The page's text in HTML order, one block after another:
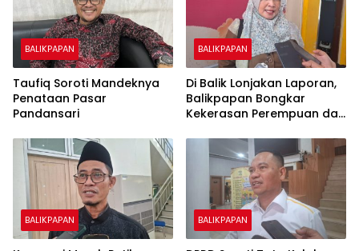
BALIKPAPAN
Taufiq Soroti Mandeknya
Penataan Pasar
Pandansari
BALIKPAPAN
Di Balik Lonjakan Laporan,
Balikpapan Bongkar
Kekerasan Perempuan dan
BALIKPAPAN BALIKPAPAN